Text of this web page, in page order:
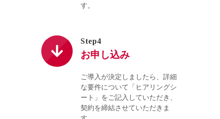
す。
Step4
お申し込み
ご導入が決定しましたら、詳細
な要件について「ヒアリングシ
ート」をご記入していただき、
契約を締結させていただきま